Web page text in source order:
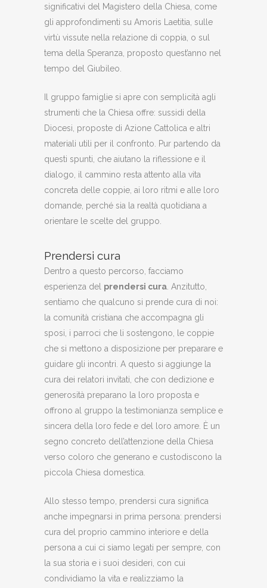
significativi del Magistero della Chiesa, come
gli approfondimenti su Amoris Laetitia, sulle
virtù vissute nella relazione di coppia, o sul
tema della Speranza, proposto quest’anno nel
tempo del Giubileo.
Il gruppo famiglie si apre con semplicità agli
strumenti che la Chiesa offre: sussidi della
Diocesi, proposte di Azione Cattolica e altri
materiali utili per il confronto. Pur partendo da
questi spunti, che aiutano la riflessione e il
dialogo, il cammino resta attento alla vita
concreta delle coppie, ai loro ritmi e alle loro
domande, perché sia la realtà quotidiana a
orientare le scelte del gruppo.
Prendersi cura
Dentro a questo percorso, facciamo
esperienza del prendersi cura . Anzitutto,
sentiamo che qualcuno si prende cura di noi:
la comunità cristiana che accompagna gli
sposi, i parroci che li sostengono, le coppie
che si mettono a disposizione per preparare e
guidare gli incontri. A questo si aggiunge la
cura dei relatori invitati, che con dedizione e
generosità preparano la loro proposta e
offrono al gruppo la testimonianza semplice e
sincera della loro fede e del loro amore. È un
segno concreto dell’attenzione della Chiesa
verso coloro che generano e custodiscono la
piccola Chiesa domestica.
Allo stesso tempo, prendersi cura significa
anche impegnarsi in prima persona: prendersi
cura del proprio cammino interiore e della
persona a cui ci siamo legati per sempre, con
la sua storia e i suoi desideri, con cui
condividiamo la vita e realizziamo la